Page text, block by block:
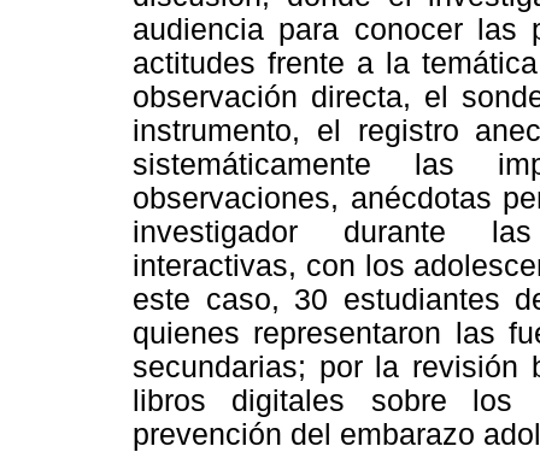
audiencia para conocer las
actitudes frente a la
observación directa, el
instrumento, el registro
sistemáticamente las
observaciones, anécdotas
investigador durante las
interactivas, con los
este caso, 30 estudiantes
quienes representaron las
secundarias; por la revisión
libros digitales sobre los
prevención del embarazo